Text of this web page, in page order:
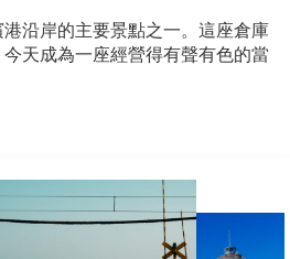
港沿岸的主要景點之一。這座倉庫
天成為一座經營得有聲有色的當